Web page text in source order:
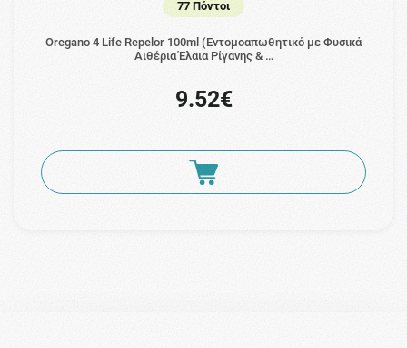
77 Πόντοι
Oregano 4 Life Repelor 100ml (Εντομοαπωθητικό µε Φυσικά
Αιθέρια Έλαια Ρίγανης & …
9.52€